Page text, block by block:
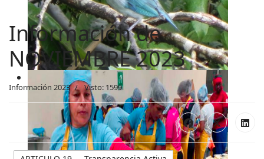
Información de
NOVIEMBRE 2023
Información 2023 Visto: 1599